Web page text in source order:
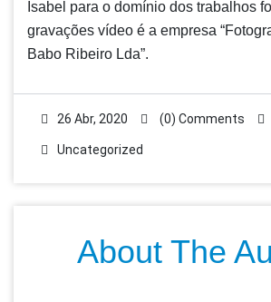
Isabel para o domínio dos trabalhos
gravações vídeo é a empresa
Babo Ribeiro Lda”.
26 Abr, 2020 (0) Comments
Uncategorized
About The